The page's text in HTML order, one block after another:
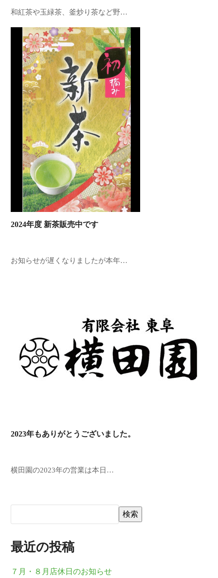
和紅茶や玉緑茶、釜炒り茶など野…
2024年度 新茶販売中です
お知らせが遅くなりましたが本年…
2023年もありがとうございました。
横田園の2023年の営業は本日…
検索
最近の投稿
７月・８月店休日のお知らせ